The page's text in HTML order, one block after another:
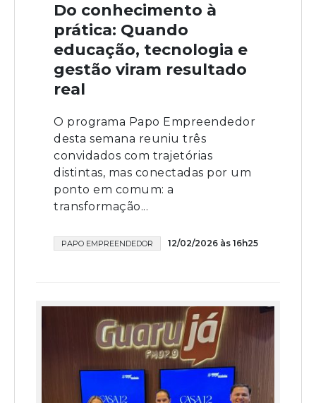
Do conhecimento à
prática: Quando
educação, tecnologia e
gestão viram resultado
real
O programa Papo Empreendedor
desta semana reuniu três
convidados com trajetórias
distintas, mas conectadas por um
ponto em comum: a
transformação...
PAPO EMPREENDEDOR 12/02/2026 às 16h25